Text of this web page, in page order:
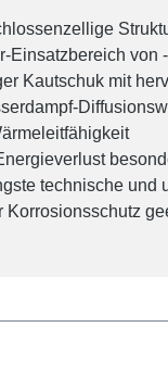
Einsatzbereich von
Kautschuk mit
technische und
Korrosionsschutz